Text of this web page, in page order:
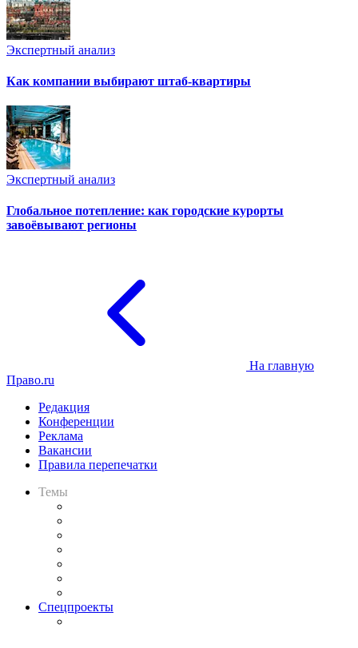
Экспертный анализ
Как компании выбирают штаб-квартиры
Экспертный анализ
Глобальное потепление: как городские курорты
завоёвывают регионы
На главную
Право.ru
Редакция
Конференции
Реклама
Вакансии
Правила перепечатки
Темы
Спецпроекты